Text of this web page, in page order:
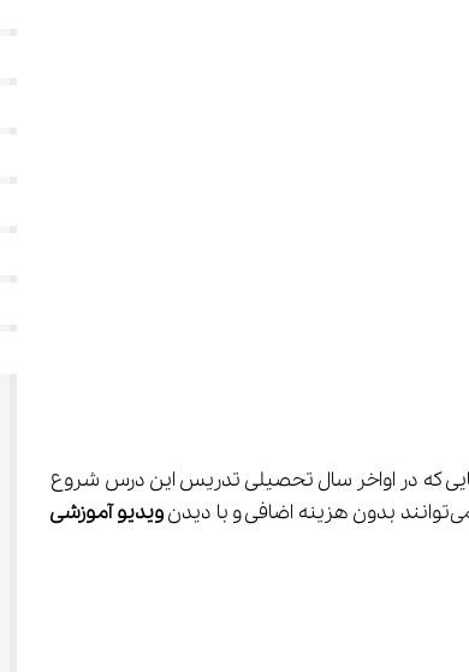
که در اواخر سال تحصیلی تدریس این درس شروع
ویدیو آموزشی